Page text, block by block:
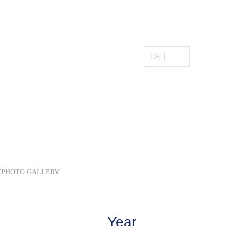
DE
PHOTO GALLERY
Year